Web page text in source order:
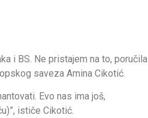
i BS. Ne pristajem na to, poručila
saveza Amina Cikotić.
Evo nas ima još,
ističe Cikotić.